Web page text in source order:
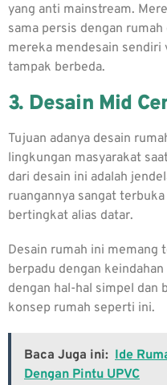
yang anti mainstream.
sama persis dengan
mereka mendesain
tampak berbeda.
3. Desain Mid
Tujuan adanya desain
lingkungan masyarakat
dari desain ini adalah
ruangannya sangat
bertingkat alias datar.
Desain rumah ini memang
berpadu dengan
dengan hal-hal simpel dan
konsep rumah seperti ini.
Baca Juga ini: Ide
Dengan Pintu UPVC